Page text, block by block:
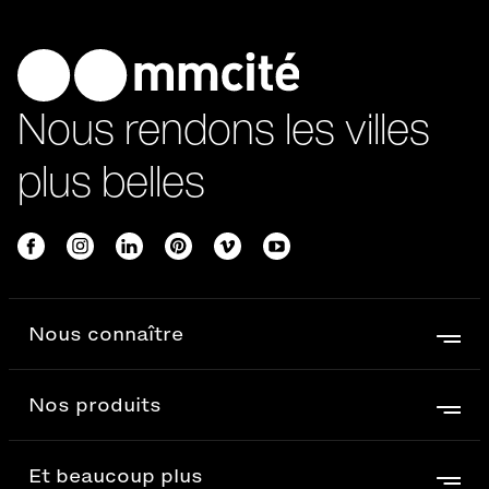
Nous rendons les villes
plus belles
Nous connaître
Nos produits
Et beaucoup plus